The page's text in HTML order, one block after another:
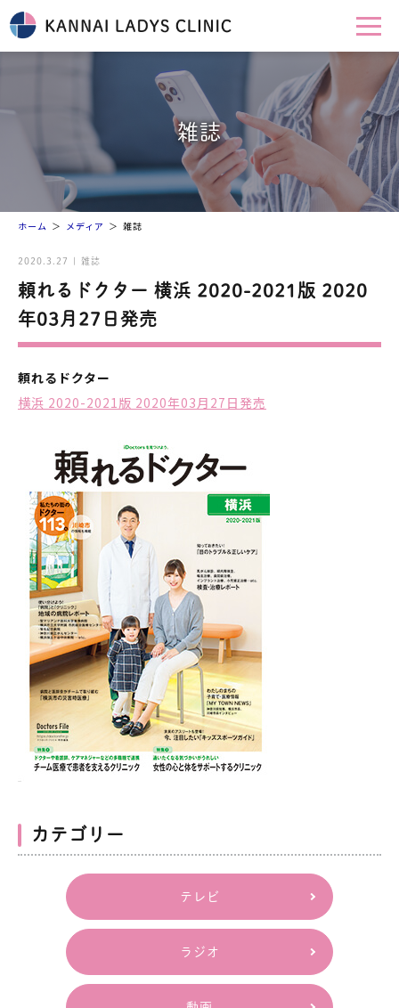
雑誌
ホーム メディア 雑誌
2020.3.27 | 雑誌
頼れるドクター 横浜 2020-2021版 2020
年03月27日発売
頼れるドクター
横浜 2020-2021版 2020年03月27日発売
カテゴリー
テレビ
ラジオ